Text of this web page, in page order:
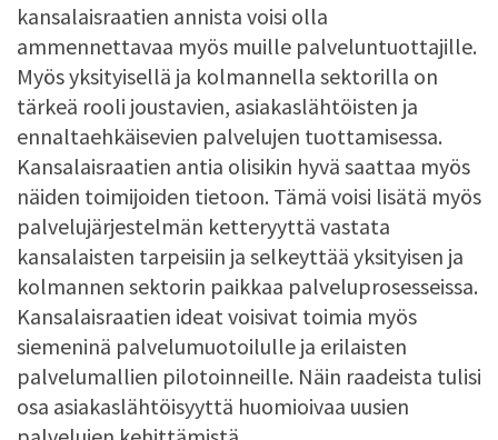
kansalaisraatien annista voisi olla
ammennettavaa myös muille palveluntuottajille.
Myös yksityisellä ja kolmannella sektorilla on
tärkeä rooli joustavien, asiakaslähtöisten ja
ennaltaehkäisevien palvelujen tuottamisessa.
Kansalaisraatien antia olisikin hyvä saattaa myös
näiden toimijoiden tietoon. Tämä voisi lisätä myös
palvelujärjestelmän ketteryyttä vastata
kansalaisten tarpeisiin ja selkeyttää yksityisen ja
kolmannen sektorin paikkaa palveluprosesseissa.
Kansalaisraatien ideat voisivat toimia myös
siemeninä palvelumuotoilulle ja erilaisten
palvelumallien pilotoinneille. Näin raadeista tulisi
osa asiakaslähtöisyyttä huomioivaa uusien